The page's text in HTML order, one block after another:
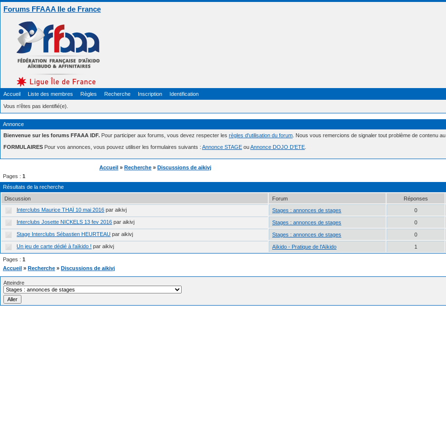
Forums FFAAA Ile de France
Accueil Liste des membres Règles Recherche Inscription Identification
Vous n'êtes pas identifié(e).
Annonce
Bienvenue sur les forums FFAAA IDF. Pour participer aux forums, vous devez respecter les règles d'utilisation du forum . Nous vous remercions de signaler tout problème de contenu au
FORMULAIRES Pour vos annonces, vous pouvez utiliser les formulaires suivants : Annonce STAGE ouAnnonce DOJO D'ETE
Accueil » Recherche » Discussions de aikivj
Pages : 1
Résultats de la recherche
Discussion
Forum Réponses
Interclubs Maurice THAÏ 10 mai 2016 par aikivj Stages : annonces de stages 0
Interclubs Josette NICKELS 13 fev 2016 par aikivj Stages : annonces de stages 0
Stage Interclubs Sébastien HEURTEAU par aikivj Stages : annonces de stages 0
Un jeu de carte dédié à l'aïkido ! par aikivj Aïkido - Pratique de l'Aïkido 1
Pages : 1
Accueil » Recherche » Discussions de aikivj
Atteindre